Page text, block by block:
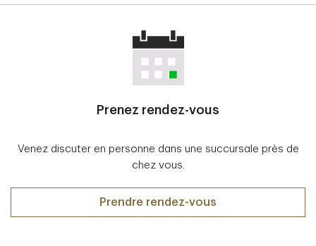
Prenez rendez-vous
Venez discuter en personne dans une succursale près de
chez vous.
Prendre rendez-vous